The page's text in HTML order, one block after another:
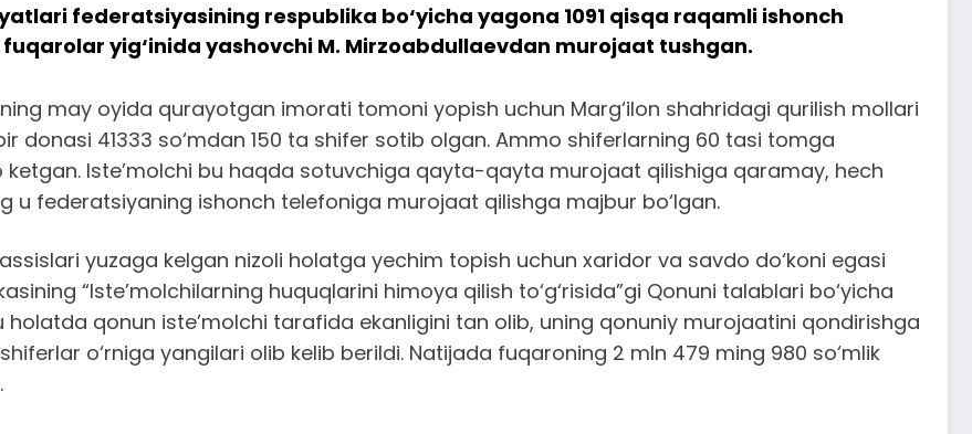
federatsiyasining respublika bo‘yicha yagona 1091 qisqa raqamli ishonch
yig‘inida yashovchi M. Mirzoabdullaevdan murojaat tushgan.
may oyida qurayotgan imorati tomoni yopish uchun Marg‘ilon shahridagi qurilish mollari
donasi 41333 so‘mdan 150 ta shifer sotib olgan. Ammo shiferlarning 60 tasi tomga
Iste’molchi bu haqda sotuvchiga qayta-qayta murojaat qilishiga qaramay, hech
u federatsiyaning ishonch telefoniga murojaat qilishga majbur bo‘lgan.
yuzaga kelgan nizoli holatga yechim topish uchun xaridor va savdo do‘koni egasi
“Iste’molchilarning huquqlarini himoya qilish to‘g‘risida”gi Qonuni talablari bo‘yicha
qonun iste’molchi tarafida ekanligini tan olib, uning qonuniy murojaatini qondirishga
o‘rniga yangilari olib kelib berildi. Natijada fuqaroning 2 mln 479 ming 980 so‘mlik